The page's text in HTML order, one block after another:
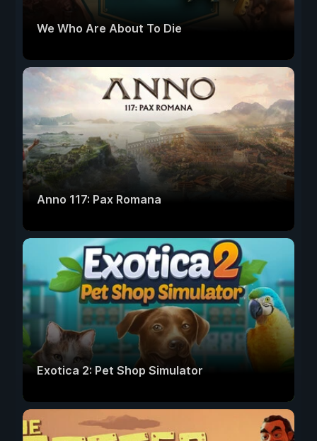
We Who Are About To Die
Anno 117: Pax Romana
Exotica 2: Pet Shop Simulator